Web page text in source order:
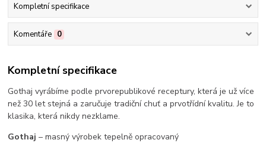
Kompletní specifikace
Komentáře 0
Kompletní specifikace
Gothaj vyrábíme podle prvorepublikové receptury, která je už více
než 30 let stejná a zaručuje tradiční chuť a prvotřídní kvalitu. Je to
klasika, která nikdy nezklame.
Gothaj – masný výrobek tepelně opracovaný